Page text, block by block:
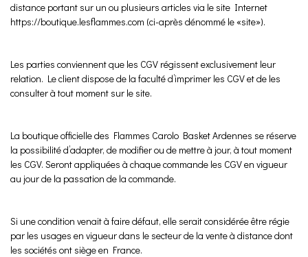
distance portant sur un ou plusieurs articles via le site Internet
https://boutique.lesflammes.com (ci-après dénommé le «site»).
Les parties conviennent que les CGV régissent exclusivement leur
relation. Le client dispose de la faculté d’imprimer les CGV et de les
consulter à tout moment sur le site.
La boutique officielle des Flammes Carolo Basket Ardennes se réserve
la possibilité d’adapter, de modifier ou de mettre à jour, à tout moment
les CGV. Seront appliquées à chaque commande les CGV en vigueur
au jour de la passation de la commande.
Si une condition venait à faire défaut, elle serait considérée être régie
par les usages en vigueur dans le secteur de la vente à distance dont
les sociétés ont siège en France.